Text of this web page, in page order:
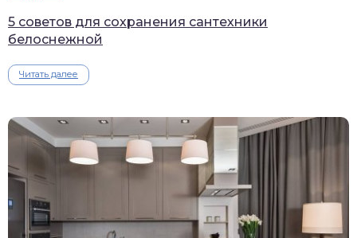
5 советов для сохранения сантехники
белоснежной
Читать далее